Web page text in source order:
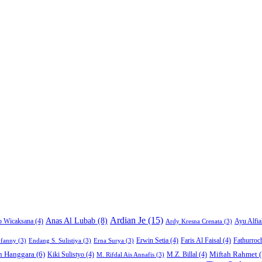
Wicaksana (4) Anas Al Lubab (8) Ardian Je (15) Ardy Kresna Crenata (3) Ayu
(3) Endang S. Sulistiya (3) Erna Surya (3) Erwin Setia (4) Faris Al Faisal (4)
Hanggara (6) Kiki Sulistyo (4) M. Rifdal Ais Annafis (3) M.Z. Billal (4) Miftah Rahmet